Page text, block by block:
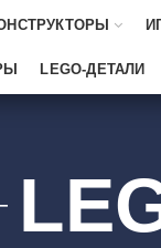
LEGO-ДЕТАЛИ